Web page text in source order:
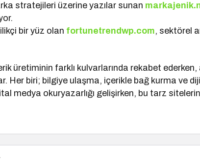
stratejileri üzerine yazılar sunan
bir yüz olan fortunetrendwp.com, sektörel
üretiminin farklı kulvarlarında rekabet
Her biri; bilgiye ulaşma, içerikle bağ kurma ve
medya okuryazarlığı gelişirken, bu tarz